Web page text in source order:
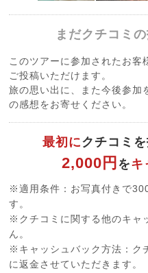
まだクチコミ
このツアーに参加されたお客
ご投稿いただけます。
旅の思い出に、また今後参加
の感想をお寄せください。
最初にクチコミ
2,000円 をキ
※適用条件：お写真付きで
す。
※クチコミに関する他のキャ
ん。
※キャッシュバック方法：ク
に返金させていただきます。